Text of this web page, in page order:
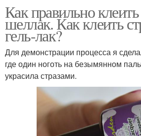
Как правильно
шеллак. Как клеить
гель-лак?
Для демонстрации процесса я
где один ноготь на безымянном
украсила стразами.